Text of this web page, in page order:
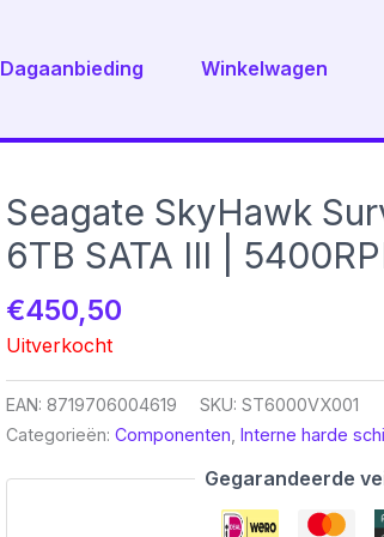
Dagaanbieding Winkelwagen
Seagate SkyHawk
6TB SATA III |
€450,50
Uitverkocht
EAN: 8719706004619 SKU:ST6000VX001
Categorieën:Componenten ,Interne harde
Gegarandeerde